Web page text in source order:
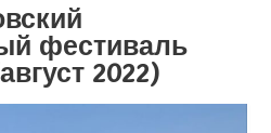
фестиваль
2022)